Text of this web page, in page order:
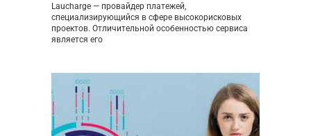
Laucharge — провайдер платежей,
специализирующийся в сфере высокорисковых
проектов. Отличительной особенностью сервиса
является его